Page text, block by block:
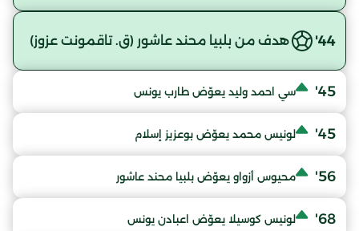
44' هدف من بلبيا محند عاشور (ق. تاقمونت عزوز)
45' سي احمد وليد يعوّض طارب يونس
45' لونيس محمد يعوّض بوعزيز إسلام
56' محيوس أزواو يعوّض بلبيا محند عاشور
68' لونيس كوسيلا يعوّض اعبادن يونس